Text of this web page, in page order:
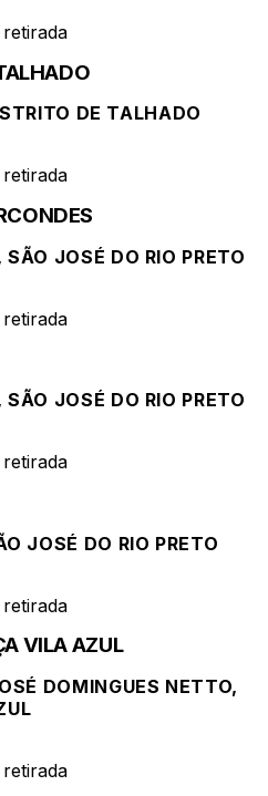
retirada
DE TALHADO
retirada
JOSÉ DO RIO PRETO
retirada
JOSÉ DO RIO PRETO
retirada
JOSÉ DO RIO PRETO
retirada
VILA AZUL
DOMINGUES NETTO,
retirada